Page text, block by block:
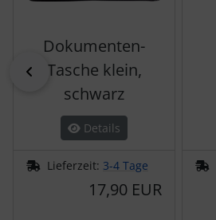
zurück
Dokumenten-
Tasche klein,
schwarz
Details
Lieferzeit: 3-4 Tage
17,90 EUR